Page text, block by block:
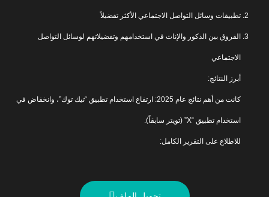
تطبيقات وسائل التواصل الاجتماعي الأكثر تفضيلاً
الفروق بين الذكور والإناث في استخدامهم وتفضيلاتهم لوسائل التواصل
الاجتماعي
أبرز النتائج:
كانت من أهم نتائج عام 2025: ارتفاع استخدام تطبيق “تيك توك”، وانخفاض في
استخدام تطبيق “X” (تويتر سابقاً).
للاطلاع على التقرير الكامل: